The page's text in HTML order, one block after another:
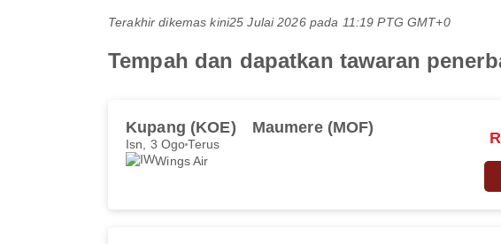
Terakhir dikemas kini25 Julai 2026 pada 11:19 PTG GMT+0
Tempah dan dapatkan tawaran
Kupang (KOE) Maumere (MOF)
Isn, 3 OgoTerus
Wings Air